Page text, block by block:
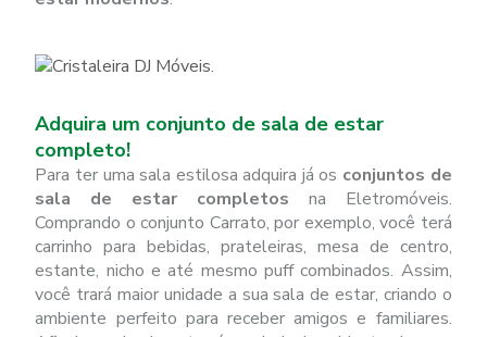
Adquira um conjunto de sala de estar
completo!
Para ter uma sala estilosa adquira já os conjuntos de
sala de estar completos na Eletromóveis.
Comprando o conjunto Carrato, por exemplo, você terá
carrinho para bebidas, prateleiras, mesa de centro,
estante, nicho e até mesmo puff combinados. Assim,
você trará maior unidade a sua sala de estar, criando o
ambiente perfeito para receber amigos e familiares.